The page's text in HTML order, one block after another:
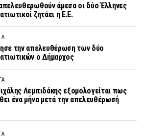
άμεσα οι δύο Έλληνες
ζητάει η Ε.Ε.
την απελευθέρωση των δύο
ο Δήμαρχος
Λεμπιδάκης εξομολογείται πως
ένα μήνα μετά την απελευθέρωσή